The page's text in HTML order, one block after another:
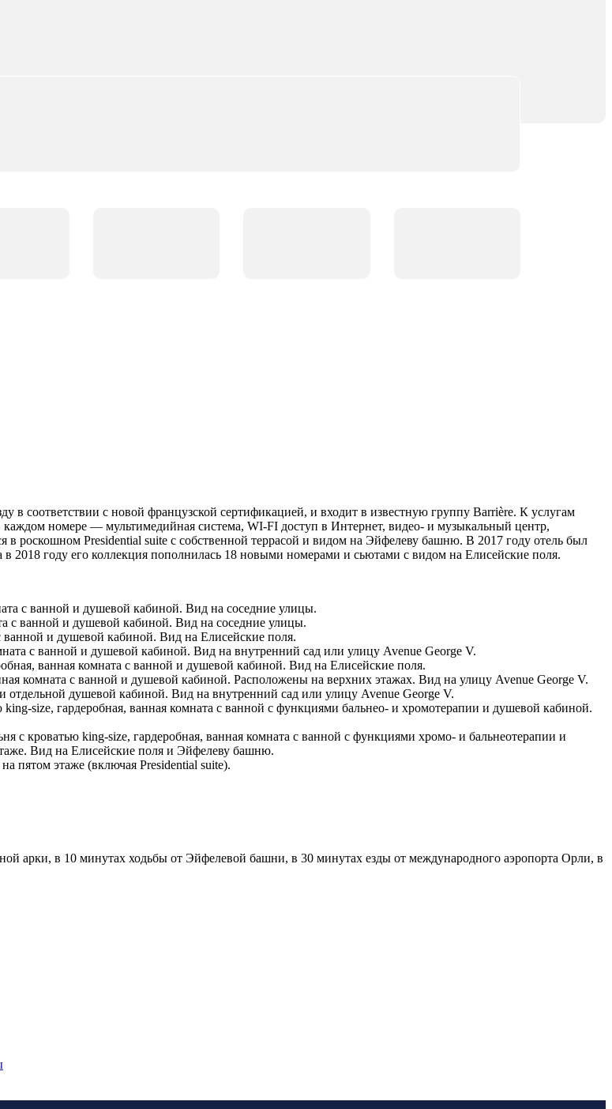
в соответствии с новой французской сертификацией, и входит в известную группу Barrière. К услугам
номере — мультимедийная система, WI-FI доступ в Интернет, видео- и музыкальный центр,
в роскошном Presidential suite с собственной террасой и видом на Эйфелеву башню. В 2017 году отель был
в 2018 году его коллекция пополнилась 18 новыми номерами и сьютами с видом на Елисейские поля.
с ванной и душевой кабиной. Вид на соседние улицы.
с ванной и душевой кабиной. Вид на соседние улицы.
ванной и душевой кабиной. Вид на Елисейские поля.
с ванной и душевой кабиной. Вид на внутренний сад или улицу Avenue George V.
ванная комната с ванной и душевой кабиной. Вид на Елисейские поля.
комната с ванной и душевой кабиной. Расположены на верхних этажах. Вид на улицу Avenue George V.
отдельной душевой кабиной. Вид на внутренний сад или улицу Avenue George V.
king-size, гардеробная, ванная комната с ванной с функциями бальнео- и хромотерапии и душевой кабиной.
с кроватью king-size, гардеробная, ванная комната с ванной с функциями хромо- и бальнеотерапии и
Вид на Елисейские поля и Эйфелеву башню.
пятом этаже (включая Presidential suite).
арки, в 10 минутах ходьбы от Эйфелевой башни, в 30 минутах езды от международного аэропорта Орли, в